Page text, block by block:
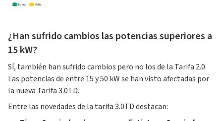
¿Han sufrido cambios las potencias superiores a
15 kW?
Sí, también han sufrido cambios pero no los de la Tarifa 2.0.
Las potencias de entre 15 y 50 kW se han visto afectadas por
la nueva Tarifa 3.0TD.
Entre las novedades de la tarifa 3.0TD destacan: